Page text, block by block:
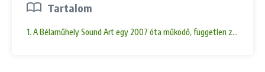
Tartalom
1. A Bélaműhely Sound Art egy 2007 óta működő, független zenei